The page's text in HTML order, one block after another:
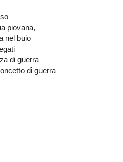
piovana,
nel buio
di guerra
di guerra